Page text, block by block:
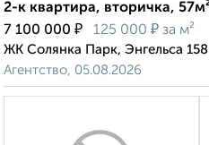
2-к квартира, вторичка,
7 100 000 ₽ 125 000 ₽ за м²
ЖК Солянка Парк, Энгельса
Агентство, 05.08.2026